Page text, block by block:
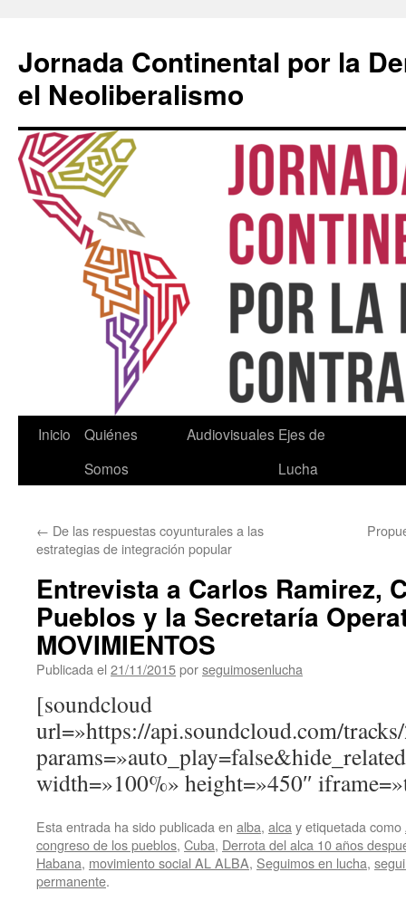
contenido
Jornada Continental por la
el Neoliberalismo
Inicio
Quiénes
Somos
Audiovisuales Ejes de
Lucha
← De las respuestas coyunturales a las
estrategias de integración popular
Entrevista a Carlos Ramirez,
Pueblos y la Secretaría
MOVIMIENTOS
Publicada el 21/11/2015porseguimosenlucha
[soundcloud
url=»https://api.soundcloud.com/
width=»100%» height=»450″
Esta entrada ha sido publicada en alba, alca y etiquetada como
congreso de los pueblos, Cuba, Derrota del alca 10 años
Habana, movimiento social AL ALBA, Seguimos en lucha,
permanente.